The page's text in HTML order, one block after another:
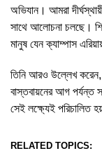
অভিযান। আমরা
সাথে আলোচনা চলছে।
মানুষ যেন ক্যাম্পাস
তিনি আরও উল্লেখ করেন,
বাস্তবায়নের আগ পর্যন্ত
সেই লক্ষ্যেই
RELATED TOPICS: